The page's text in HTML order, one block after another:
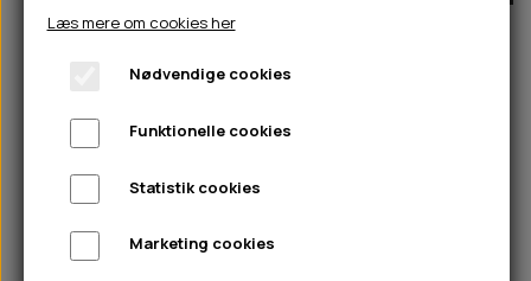
CHICOPEE
GODBIDSTASKE
HALSBÅND
🦴 GODBIDDER & SNACKS
🍖 SMAGSVARIANTER
🎾 LEGETØJ
TÆNDER, ØRE, ØJE, POTER & NÆSE
🐾 UDSTYR & KOMFORT
DRIKKEFLASKER/TERMOFLASKER
HUER OG VANTER
PINEWOOD SALES
TIL KAT
TILBUD
NYHEDER
ABONNEMENT
Læs mere om cookies her
Nødvendige cookies
Funktionelle cookies
Statistik cookies
Marketing cookies